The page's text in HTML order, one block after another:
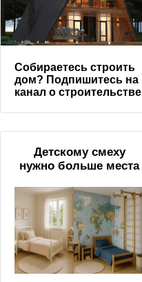
Собираетесь строить
дом? Подпишитесь на
канал о строительстве
Детскому смеху
нужно больше места